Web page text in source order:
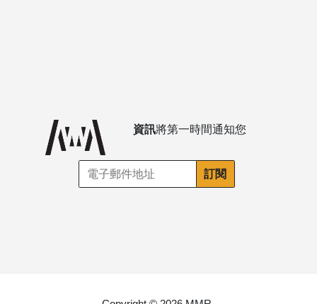
資訊將第一時間通知您